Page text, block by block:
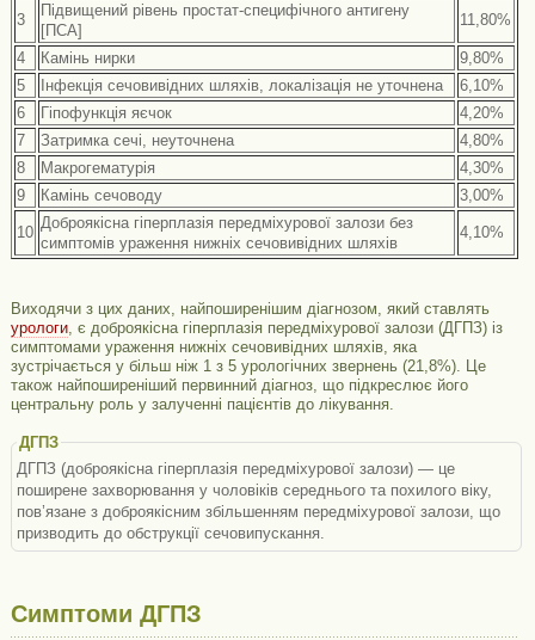
3
Підвищений рівень простат-специфічного антигену
[ПСА]
11,80%
4 Камінь нирки
9,80%
5
Інфекція сечовивідних шляхів, локалізація не уточнена
6,10%
6
Гіпофункція яєчок
4,20%
7
Затримка сечі, неуточнена
4,80%
8
Макрогематурія
4,30%
9
Камінь сечоводу 3,00%
10
Доброякісна гіперплазія передміхурової залози без
симптомів ураження нижніх сечовивідних шляхів
4,10%
Виходячи з цих даних, найпоширенішим діагнозом, який ставлять
урологи, є доброякісна гіперплазія передміхурової залози (ДГПЗ) із
симптомами ураження нижніх сечовивідних шляхів, яка
зустрічається у більш ніж 1 з 5 урологічних звернень (21,8%). Це
також найпоширеніший первинний діагноз, що підкреслює його
центральну роль у залученні пацієнтів до лікування.
ДГПЗ
ДГПЗ (доброякісна гіперплазія передміхурової залози) — це
поширене захворювання у чоловіків середнього та похилого віку,
пов’язане з доброякісним збільшенням передміхурової залози, що
призводить до обструкції сечовипускання.
Симптоми ДГПЗ